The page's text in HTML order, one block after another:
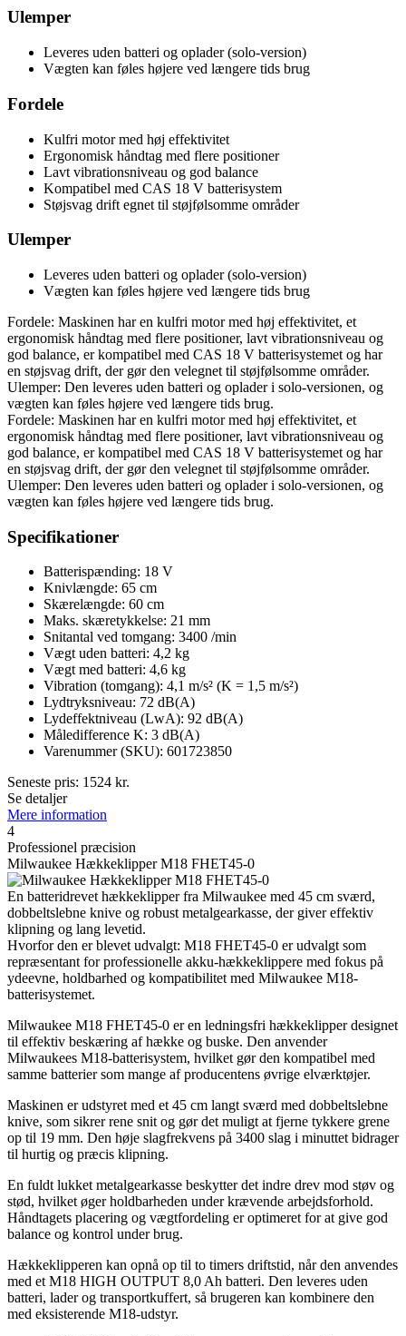
Ulemper
Leveres uden batteri og oplader (solo-version)
Vægten kan føles højere ved længere tids brug
Fordele
Kulfri motor med høj effektivitet
Ergonomisk håndtag med flere positioner
Lavt vibrationsniveau og god balance
Kompatibel med CAS 18 V batterisystem
Støjsvag drift egnet til støjfølsomme områder
Ulemper
Leveres uden batteri og oplader (solo-version)
Vægten kan føles højere ved længere tids brug
Fordele: Maskinen har en kulfri motor med høj effektivitet, et
ergonomisk håndtag med flere positioner, lavt vibrationsniveau og
god balance, er kompatibel med CAS 18 V batterisystemet og har
en støjsvag drift, der gør den velegnet til støjfølsomme områder.
Ulemper: Den leveres uden batteri og oplader i solo-versionen, og
vægten kan føles højere ved længere tids brug.
Fordele: Maskinen har en kulfri motor med høj effektivitet, et
ergonomisk håndtag med flere positioner, lavt vibrationsniveau og
god balance, er kompatibel med CAS 18 V batterisystemet og har
en støjsvag drift, der gør den velegnet til støjfølsomme områder.
Ulemper: Den leveres uden batteri og oplader i solo-versionen, og
vægten kan føles højere ved længere tids brug.
Specifikationer
Batterispænding: 18 V
Knivlængde: 65 cm
Skærelængde: 60 cm
Maks. skæretykkelse: 21 mm
Snitantal ved tomgang: 3400 /min
Vægt uden batteri: 4,2 kg
Vægt med batteri: 4,6 kg
Vibration (tomgang): 4,1 m/s² (K = 1,5 m/s²)
Lydtryksniveau: 72 dB(A)
Lydeffektniveau (LwA): 92 dB(A)
Måledifference K: 3 dB(A)
Varenummer (SKU): 601723850
Seneste pris: 1524 kr.
Se detaljer
Mere information
4
Professionel præcision
Milwaukee Hækkeklipper M18 FHET45-0
En batteridrevet hækkeklipper fra Milwaukee med 45 cm sværd,
dobbeltslebne knive og robust metalgearkasse, der giver effektiv
klipning og lang levetid.
Hvorfor den er blevet udvalgt: M18 FHET45-0 er udvalgt som
repræsentant for professionelle akku-hækkeklippere med fokus på
ydeevne, holdbarhed og kompatibilitet med Milwaukee M18-
batterisystemet.
Milwaukee M18 FHET45-0 er en ledningsfri hækkeklipper designet
til effektiv beskæring af hække og buske. Den anvender
Milwaukees M18-batterisystem, hvilket gør den kompatibel med
samme batterier som mange af producentens øvrige elværktøjer.
Maskinen er udstyret med et 45 cm langt sværd med dobbeltslebne
knive, som sikrer rene snit og gør det muligt at fjerne tykkere grene
op til 19 mm. Den høje slagfrekvens på 3400 slag i minuttet bidrager
til hurtig og præcis klipning.
En fuldt lukket metalgearkasse beskytter det indre drev mod støv og
stød, hvilket øger holdbarheden under krævende arbejdsforhold.
Håndtagets placering og vægtfordeling er optimeret for at give god
balance og kontrol under brug.
Hækkeklipperen kan opnå op til to timers driftstid, når den anvendes
med et M18 HIGH OUTPUT 8,0 Ah batteri. Den leveres uden
batteri, lader og transportkuffert, så brugeren kan kombinere den
med eksisterende M18-udstyr.